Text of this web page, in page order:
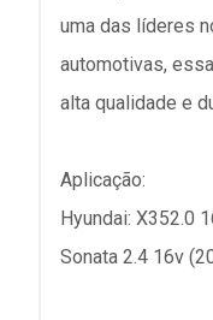
uma das líderes
automotivas,
alta qualidade e
Aplicação:
Hyundai: X352.0
Sonata 2.4 16v